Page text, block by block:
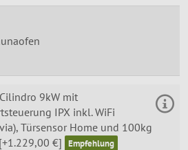
9kW mit
IPX inkl. WiFi
Türsensor Home und 100kg
€]